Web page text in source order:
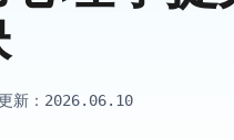
新： 2026.06.10